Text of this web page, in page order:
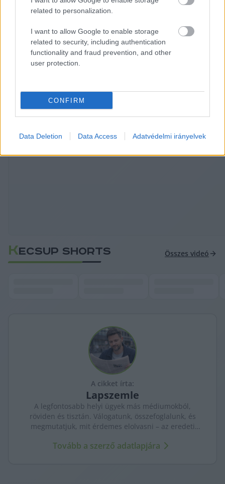
related to personalization.
I want to allow Google to enable storage
related to security, including authentication
functionality and fraud prevention, and other
user protection.
CONFIRM
Data Deletion Data Access Adatvédelmi irányelvek
hogy a megcsípés vajon bevett technika a
rendvédelmi szerveknél vagy Hajdu János
improvizált. Annyiban mindenesetre sikeres volt az
akciója, hogy 1–2 percre teljesen kizökkentett, és
via Telex
KECSUP SHORTS Összes videó
A cikket írta:
Lapszemle
A legfontosabb helyi ügyek más médiumokból,
röviden és tisztán. Válogatunk, összefoglalunk, és
megmutatjuk, mit érdemes elolvasni – az eredeti
Tovább a szerző adatlapjára